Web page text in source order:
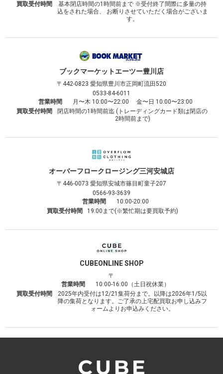
買取受付時間
基本閉店時間の1時間前まで ※受付終了間際に多量の持
込をされた場合、 お断りさせていただく場合がございま
す。
ブックマーケットエーツー豊川店
〒442-0823 愛知県豊川市正岡町流田520
0533-84-6011
営業時間
月〜木 10:00〜22:00 金〜日 10:00〜23:00
買取受付時間
閉店時間の1時間前迄 (トレーディングカード類は閉店の
2時間前まで)
オーバーフロークロージング三河安城店
〒446-0073 愛知県安城市篠目町童子207
0566-93-3639
営業時間
10:00-20:00
買取受付時間
19:00まで(※繁忙期は要買取予約)
CUBEONLINE SHOP
〒
営業時間
10:00-16:00（土日祝休業）
買取受付時間
2025年内受付は12/21集荷分まで。以降は2026年1/5以
降の集荷となります。ご了承の上宅配買取お申し込みフ
ォームよりお申込みください。